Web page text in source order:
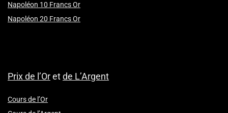
Napoléon 10 Francs Or
Napoléon 20 Francs Or
Prix de l’Oretde L’Argent
Cours de l’Or